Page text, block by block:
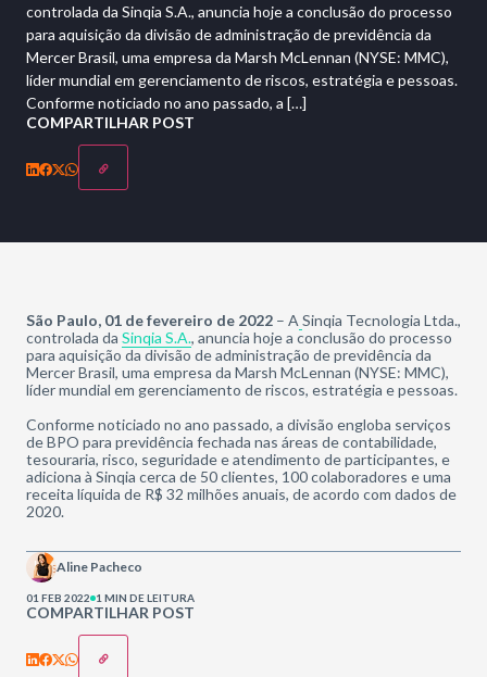
controlada da Sinqia S.A., anuncia hoje a conclusão do processo
para aquisição da divisão de administração de previdência da
Mercer Brasil, uma empresa da Marsh McLennan (NYSE: MMC),
líder mundial em gerenciamento de riscos, estratégia e pessoas.
Conforme noticiado no ano passado, a […]
COMPARTILHAR POST
São Paulo, 01 de fevereiro de 2022 – A Sinqia Tecnologia Ltda.,
controlada da Sinqia S.A., anuncia hoje a conclusão do processo
para aquisição da divisão de administração de previdência da
Mercer Brasil, uma empresa da Marsh McLennan (NYSE: MMC),
líder mundial em gerenciamento de riscos, estratégia e pessoas.
Conforme noticiado no ano passado, a divisão engloba serviços
de BPO para previdência fechada nas áreas de contabilidade,
tesouraria, risco, seguridade e atendimento de participantes, e
adiciona à Sinqia cerca de 50 clientes, 100 colaboradores e uma
receita líquida de R$ 32 milhões anuais, de acordo com dados de
2020.
COMPARTILHAR POST
Aline Pacheco
01 FEB 2022 1 MIN DE LEITURA